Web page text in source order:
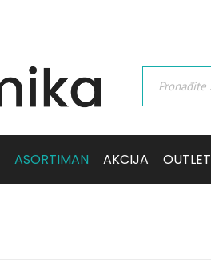
ASORTIMAN AKCIJA OUTLET